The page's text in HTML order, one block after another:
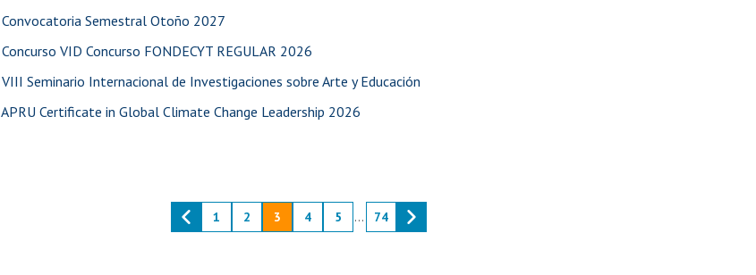
Convocatoria Semestral Otoño 2027
Concurso VID Concurso FONDECYT REGULAR 2026
VIII Seminario Internacional de Investigaciones sobre Arte y Educación
APRU Certificate in Global Climate Change Leadership 2026
1 2 3 4 5 ... 74